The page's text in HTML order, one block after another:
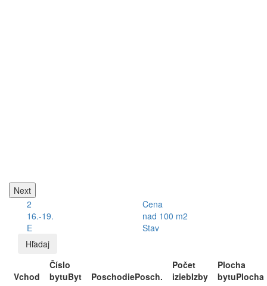
Next
2
Cena
16.-19.
nad 100 m2
E
Stav
Hľadaj
Vchod
Číslo
bytuByt PoschodiePosch.
Počet
iziebIzby
Plocha
bytuPlocha